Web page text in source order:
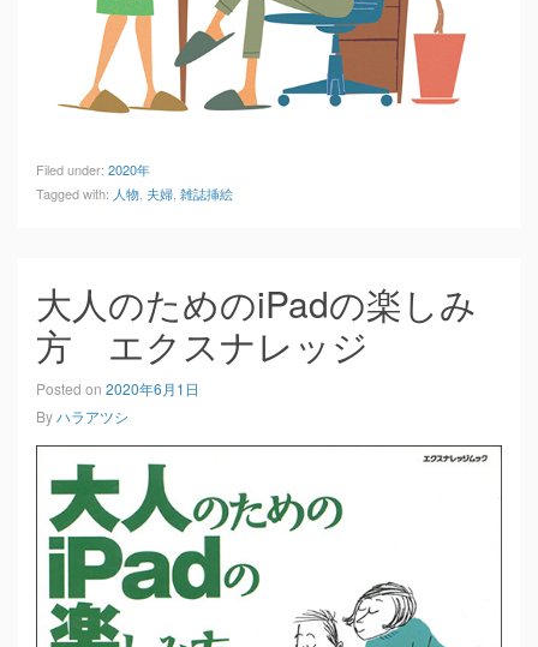
Filed under: 2020年
Tagged with: 人物 夫婦 雑誌挿絵
大人のためのiPadの楽しみ
方 エクスナレッジ
Posted on 2020年6月1日
Byハラアツシ